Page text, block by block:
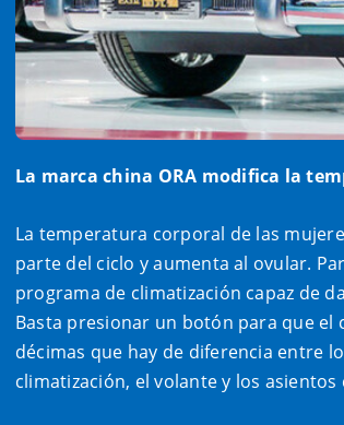
La marca china ORA modifica la
La temperatura corporal de las
parte del ciclo y aumenta al ovular.
programa de climatización capaz de
Basta presionar un botón para que
décimas que hay de diferencia entre
climatización, el volante y los asientos